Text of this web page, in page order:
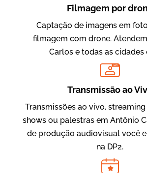
Evolucional
Vídeos para
Filmagem por
Captação de imagens em
filmagem com drone.
Carlos e todas as cidades
LIVE
Transmissão ao
Transmissões ao vivo,
shows ou palestras em Antônio
de produção audiovisual você
na DP2.